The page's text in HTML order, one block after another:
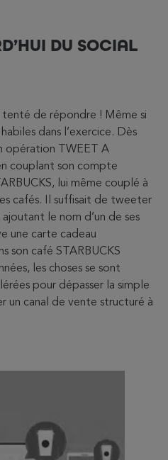
DU SOCIAL
de répondre ! Même si
dans l’exercice. Dès
opération TWEET A
couplant son compte
lui même couplé à
cafés. Il suffisait de tweeter
le nom d’un de ses
une carte cadeau
son café STARBUCKS
les choses se sont
pour dépasser la simple
un canal de vente structuré à